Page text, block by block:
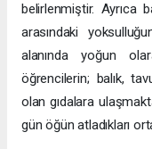
belirlenmiştir. Ayrıca
arasındaki
alanında yoğun
öğrencilerin; balık,
olan gıdalara
gün öğün atladıkları